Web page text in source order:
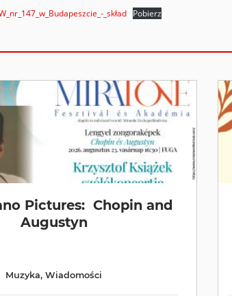
_skład Pobierz
Pictures: Chopin and
Augustyn
Muzyka,Wiadomości